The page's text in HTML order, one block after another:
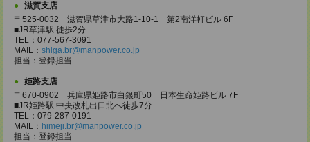
滋賀支店
〒525-0032 滋賀県草津市大路1-10-1 第2南洋軒ビル 6F
■JR草津駅 徒歩2分
TEL：077-567-3091
MAIL： shiga.br@manpower.co.jp
担当：登録担当
姫路支店
〒670-0902 兵庫県姫路市白銀町50 日本生命姫路ビル 7F
■JR姫路駅 中央改札出口北へ徒歩7分
TEL：079-287-0191
MAIL： himeji.br@manpower.co.jp
担当：登録担当